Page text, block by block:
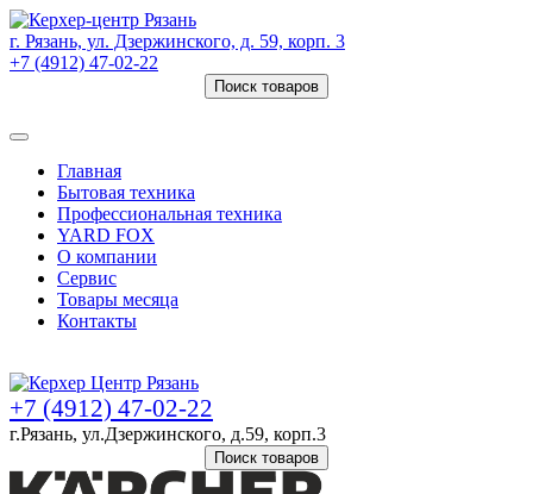
г. Рязань, ул. Дзержинского, д. 59, корп. 3
+7 (4912) 47-02-22
Поиск товаров
Главная
Бытовая техника
Профессиональная техника
YARD FOX
О компании
Сервис
Товары месяца
Контакты
+7 (4912) 47-02-22
г.Рязань, ул.Дзержинского, д.59, корп.3
Поиск товаров